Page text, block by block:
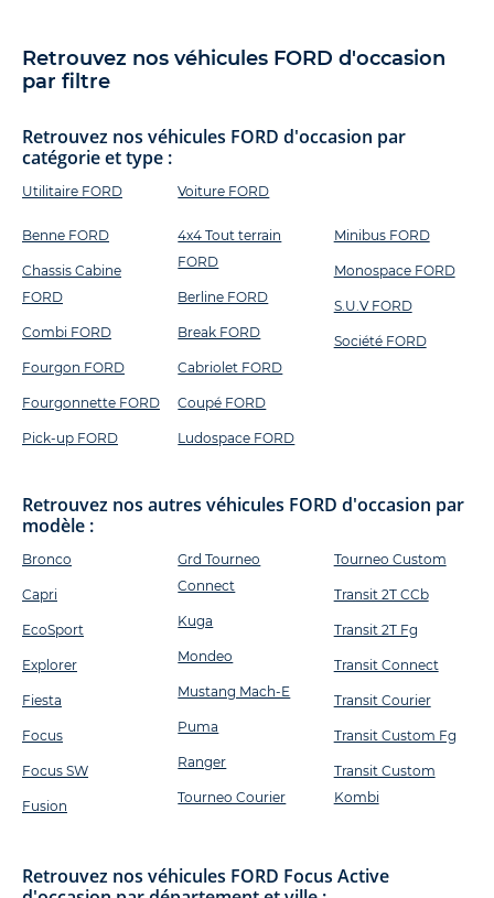
Retrouvez nos véhicules FORD d'occasion
par filtre
Retrouvez nos véhicules FORD d'occasion par
catégorie et type :
Utilitaire FORD Voiture FORD
Benne FORD
Chassis Cabine
FORD
Combi FORD
Fourgon FORD
Fourgonnette FORD
Pick-up FORD
4x4 Tout terrain
FORD
Berline FORD
Break FORD
Cabriolet FORD
Coupé FORD
Ludospace FORD
Minibus FORD
Monospace FORD
S.U.V FORD
Société FORD
Retrouvez nos autres véhicules FORD d'occasion par
modèle :
Bronco
Capri
EcoSport
Explorer
Fiesta
Focus
Focus SW
Fusion
Grd Tourneo
Connect
Kuga
Mondeo
Mustang Mach-E
Puma
Ranger
Tourneo Courier
Tourneo Custom
Transit 2T CCb
Transit 2T Fg
Transit Connect
Transit Courier
Transit Custom Fg
Transit Custom
Kombi
Retrouvez nos véhicules FORD Focus Active